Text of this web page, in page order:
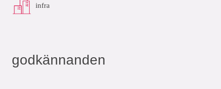
infra
godkännanden